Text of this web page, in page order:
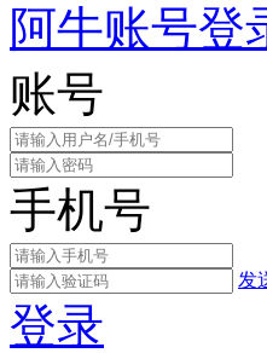
阿牛账号登
账号
手机号
发
登录